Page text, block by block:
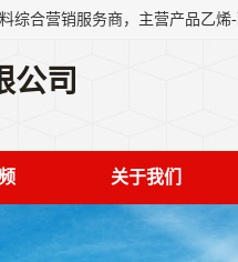
公司
关于我们